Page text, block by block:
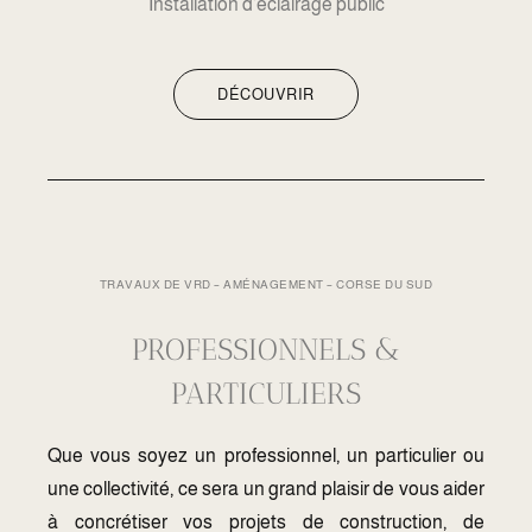
Installation d’éclairage public
DÉCOUVRIR
TRAVAUX DE VRD – AMÉNAGEMENT – CORSE DU SUD
PROFESSIONNELS &
PARTICULIERS
Que vous soyez un professionnel, un particulier ou
une collectivité, ce sera un grand plaisir de vous aider
à concrétiser vos projets de construction, de